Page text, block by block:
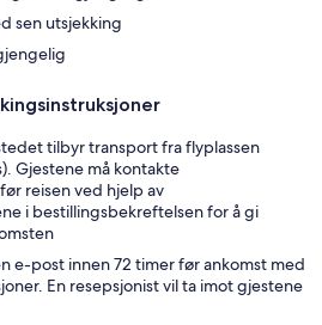
sen utsjekking
tilbyr transport fra flyplassen
Gjestene må kontakte
reisen ved hjelp av
i bestillingsbekreftelsen for å gi
e-post innen 72 timer før ankomst med
En resepsjonist vil ta imot gjestene